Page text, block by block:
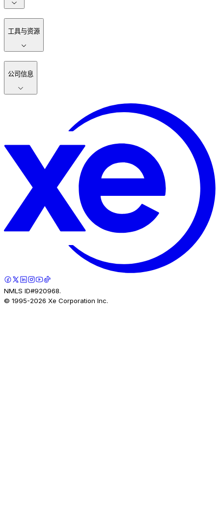
工具与资源
公司信息
NMLS ID#920968.
© 1995-2026 Xe Corporation Inc.